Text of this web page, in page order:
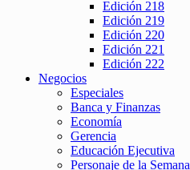
Edición 218
Edición 219
Edición 220
Edición 221
Edición 222
Negocios
Especiales
Banca y Finanzas
Economía
Gerencia
Educación Ejecutiva
Personaje de la Semana